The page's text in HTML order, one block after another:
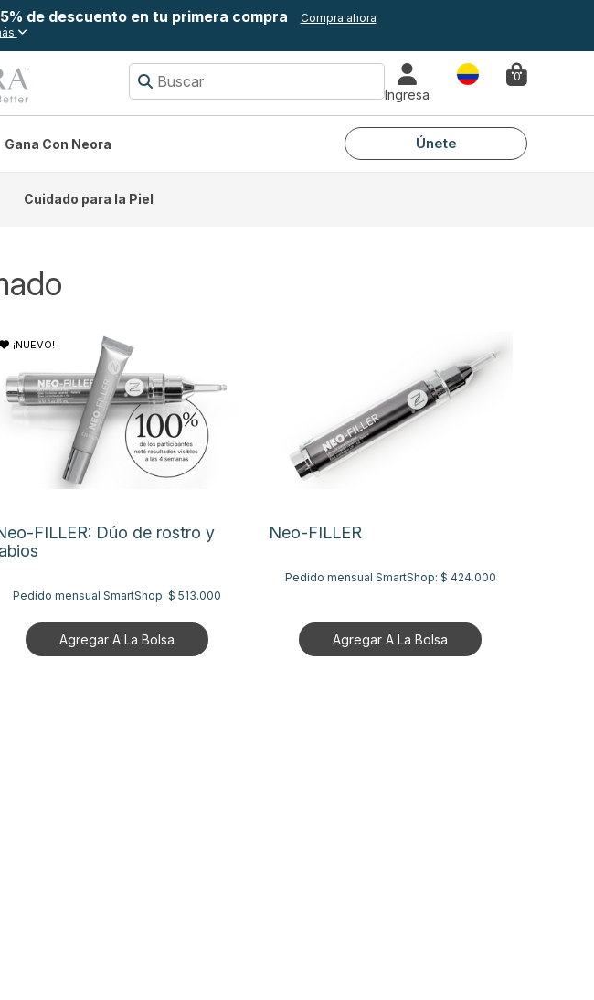
de descuento en tu primera compra
Compra ahora
Ingresa
País 0
Gana Con Neora Únete
Cuidado para la Piel
¡NUEVO!
FILLER: Dúo de rostro y
Pedido mensual SmartShop: $ 513.000
Agregar A La Bolsa
Neo-FILLER
Pedido mensual SmartShop: $ 424.000
Agregar A La Bolsa